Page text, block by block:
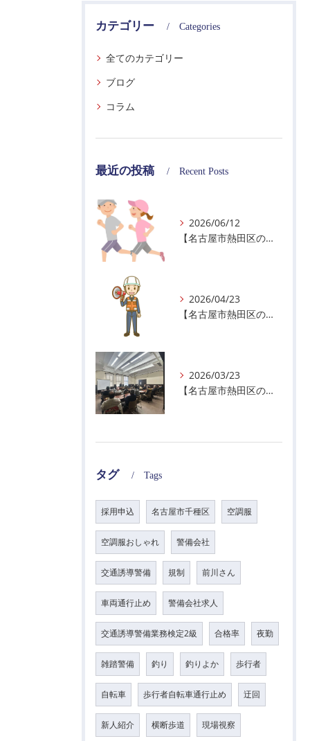
カテゴリー Categories
全てのカテゴリー
ブログ
コラム
最近の投稿 Recent Posts
2026/06/12
【名古屋市熱田区の警備会社】暑熱順化で熱中症対策を！
2026/04/23
【名古屋市熱田区の警備会社】GWの面接状況について！
2026/03/23
【名古屋市熱田区の警備会社】ちょっと早い春を感じた1日🌸
タグ Tags
採用申込 名古屋市千種区 空調服
空調服おしゃれ 警備会社
交通誘導警備 規制 前川さん
車両通行止め 警備会社求人
交通誘導警備業務検定2級 合格率 夜勤
雑踏警備 釣り 釣りよか 歩行者
自転車 歩行者自転車通行止め 迂回
新人紹介 横断歩道 現場視察